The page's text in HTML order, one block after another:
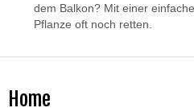
dem Balkon? Mit einer
Pflanze oft noch retten.
Home